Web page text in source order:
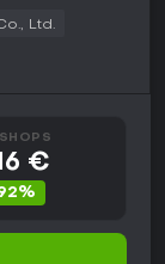
Ltd.
€